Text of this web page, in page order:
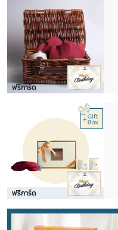
ฟรีการ์ด
ฟรีการ์ด